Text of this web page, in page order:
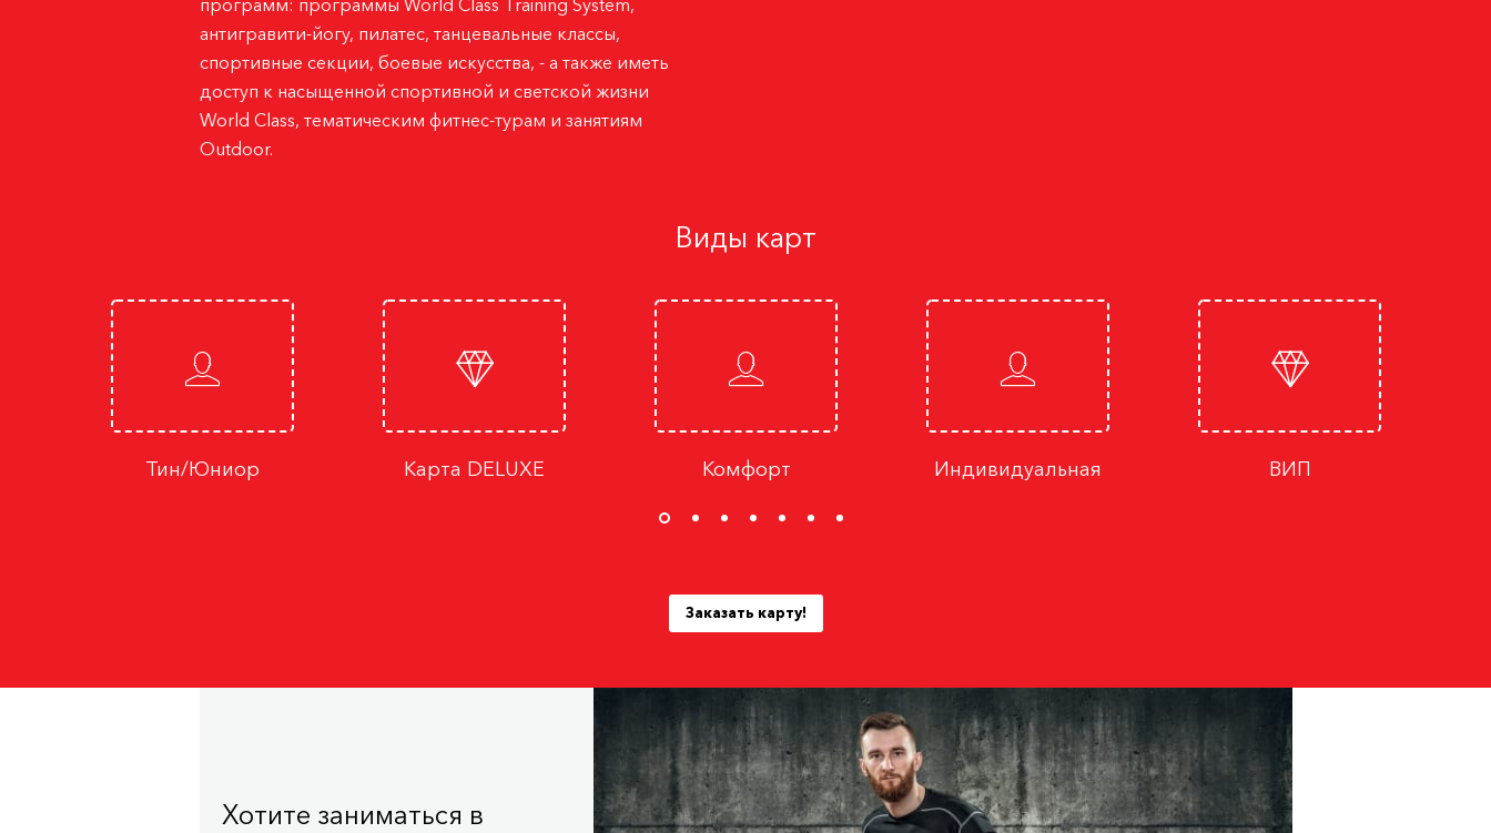
программ: программы World Class Training System,
антигравити-йогу, пилатес, танцевальные классы,
спортивные секции, боевые искусства, - а также иметь
доступ к насыщенной спортивной и светской жизни
World Class, тематическим фитнес-турам и занятиям
Outdoor.
Виды карт
Тин/Юниор Карта DELUXE Комфорт Индивидуальная ВИП
Заказать карту!
Хотите заниматься в